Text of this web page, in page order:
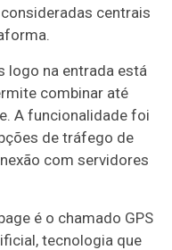
centrais
logo na entrada está
combinar até
A funcionalidade foi
de tráfego de
com servidores
é o chamado GPS
tecnologia que